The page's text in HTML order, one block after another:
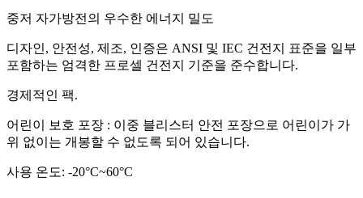
중저 자가방전의 우수한 에너지 밀도
디자인, 안전성, 제조, 인증은 ANSI 및 IEC 건전지 표준을 일부
포함하는 엄격한 프로셀 건전지 기준을 준수합니다.
경제적인 팩.
어린이 보호 포장 : 이중 블리스터 안전 포장으로 어린이가 가
위 없이는 개봉할 수 없도록 되어 있습니다.
사용 온도: -20°C~60°C